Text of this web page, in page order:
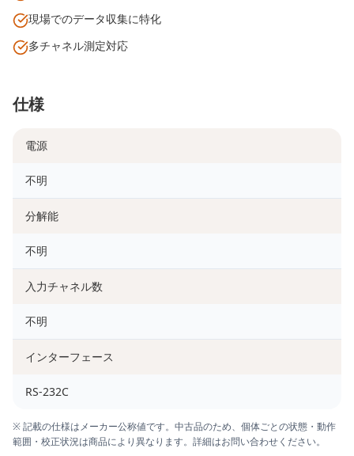
現場でのデータ収集に特化
多チャネル測定対応
仕様
電源
不明
分解能
不明
入力チャネル数
不明
インターフェース
RS-232C
※ 記載の仕様はメーカー公称値です。中古品のため、個体ごとの状態・動作
範囲・校正状況は商品により異なります。詳細はお問い合わせください。